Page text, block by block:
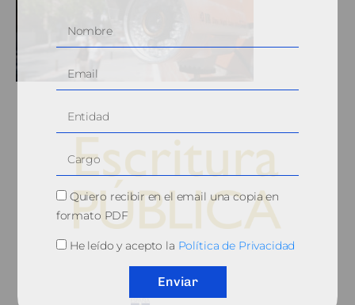
© 2010, Consejo General del Notariado
Quiero recibir en el email una copia en
formato PDF
He leído y acepto la Política de Privacidad
Enviar